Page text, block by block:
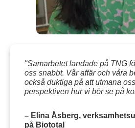
"Samarbetet landade på TNG
oss snabbt. Vår affär och våra
också duktiga på att utmana
perspektiven hur vi bör se på
– Elina Åsberg,
på Biototal